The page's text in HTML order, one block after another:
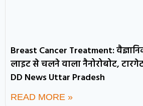
Breast Cancer Treatment:
लाइट से चलने वाला नैनोरोबोट,
DD News Uttar Pradesh
READ MORE »